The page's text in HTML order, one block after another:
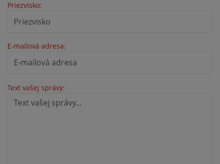
Priezvisko:
E-mailová adresa:
Text vašej správy: